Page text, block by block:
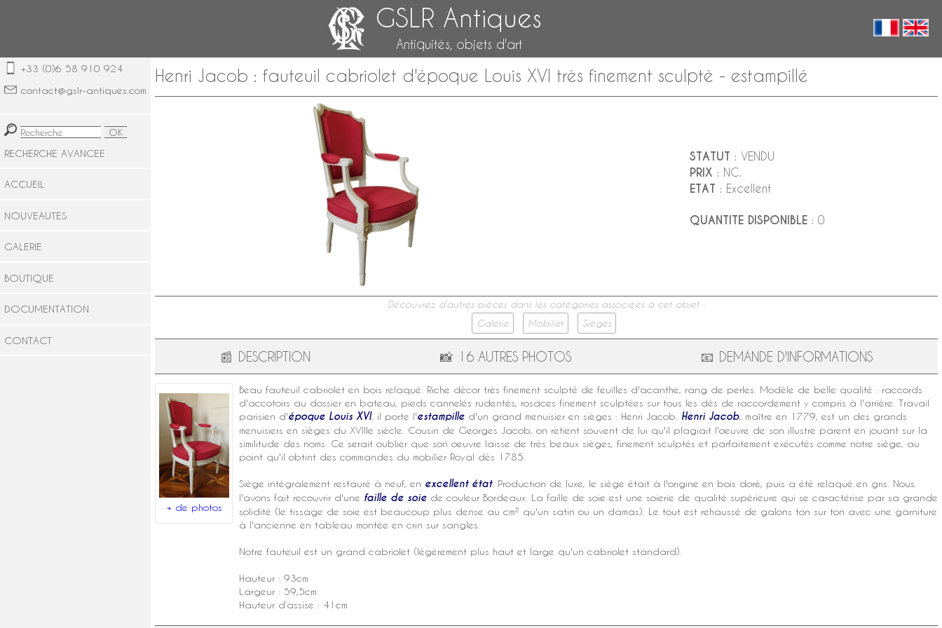
GSLR Antiques
Antiquités, objets d'art
+33 (0)6 58 910 924
contact@gslr-antiques.com
RECHERCHE AVANCEE
ACCUEIL
NOUVEAUTES
GALERIE
BOUTIQUE
DOCUMENTATION
CONTACT
Henri Jacob : fauteuil cabriolet d'époque Louis XVI très finement sculpté - estampillé
STATUT : VENDU
PRIX : NC.
ETAT : Excellent
QUANTITE DISPONIBLE : 0
Découvrez d’autres pièces dans les catégories associées à cet objet :
Galerie
Mobilier Sièges
📰 DESCRIPTION 📸 16 AUTRES PHOTOS 📧 DEMANDE D'INFORMATIONS
+ de photos
Beau fauteuil cabriolet en bois relaqué. Riche décor très finement sculpté de feuilles d'acanthe, rang de perles. Modèle de belle qualité : raccords
d'accotoirs au dossier en bateau, pieds cannelés rudentés, rosaces finement sculptées sur tous les dés de raccordement y compris à l'arrière. Travail
parisien d'époque Louis XVI, il porte l'estampille d'un grand menuisier en sièges : Henri Jacob Henri Jacob, maître en 1779, est un des grands
menuisiers en sièges du XVIIIe siècle . Cousin de Georges Jacob, on retient souvent de lui qu'il plagiait l'oeuvre de son illustre parent en jouant sur la
similitude des noms. Ce serait oublier que son oeuvre laisse de très beaux sièges, finement sculptés et parfaitement exécutés comme notre siège, au
point qu'il obtint des commandes du mobilier Royal dès 1785.
Siège intégralement restauré à neuf, en excellent état. Production de luxe, le siège était à l'origine en bois doré, puis a été relaqué en gris. Nous
l'avons fait recouvrir d'une faille de soie de couleur Bordeaux. La faille de soie est une soierie de qualité supérieure qui se caractérise par sa grande
solidité (le tissage de soie est beaucoup plus dense au cm² qu'un satin ou un damas). Le tout est rehaussé de galons ton sur ton avec une garniture
à l'ancienne en tableau montée en crin sur sangles.
Notre fauteuil est un grand cabriolet (légèrement plus haut et large qu'un cabriolet standard).
Hauteur : 93cm
Largeur : 59,5cm
Hauteur d’assise : 41cm